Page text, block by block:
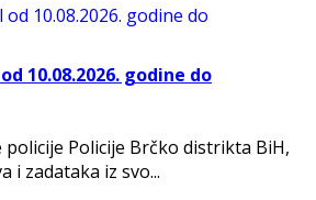
10.08.2026. godine do
policije Policije Brčko distrikta BiH,
i zadataka iz svo...